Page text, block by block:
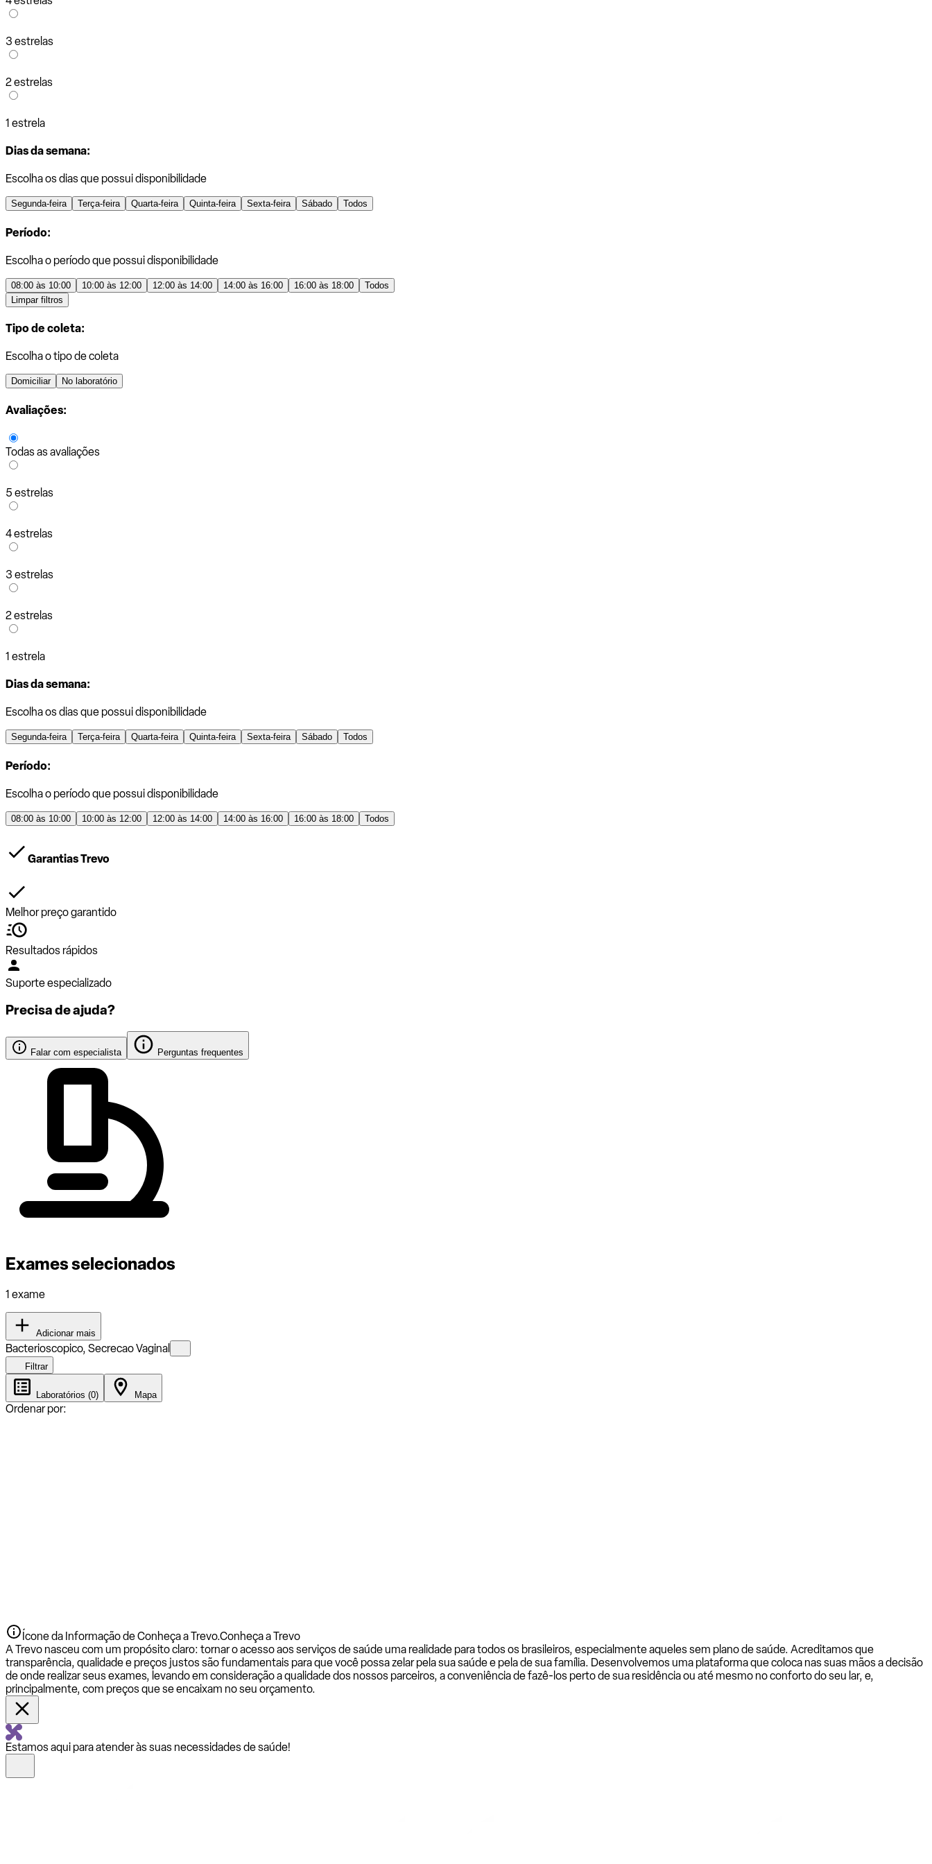
3 estrelas
2 estrelas
1 estrela
Dias da semana:
Escolha os dias que possui disponibilidade
Segunda-feira Terça-feira Quarta-feira Quinta-feira Sexta-feira Sábado Todos
Período:
Escolha o período que possui disponibilidade
08:00 às 10:00 10:00 às 12:00 12:00 às 14:00 14:00 às 16:00 16:00 às 18:00
Todos
Limpar filtros
Tipo de coleta:
Escolha o tipo de coleta
Domiciliar No laboratório
Avaliações:
Todas as avaliações
5 estrelas
4 estrelas
3 estrelas
2 estrelas
1 estrela
Dias da semana:
Escolha os dias que possui disponibilidade
Segunda-feira Terça-feira Quarta-feira Quinta-feira Sexta-feira Sábado Todos
Período:
Escolha o período que possui disponibilidade
08:00 às 10:00 10:00 às 12:00 12:00 às 14:00 14:00 às 16:00 16:00 às 18:00 Todos
Garantias Trevo
Melhor preço garantido
Resultados rápidos
Suporte especializado
Precisa de ajuda?
Falar com especialista Perguntas frequentes
Exames selecionados
1 exame
Adicionar mais
Bacterioscopico, Secrecao Vaginal
Filtrar
Laboratórios (0) Mapa
Ordenar por:
Ícone da Informação de Conheça a Trevo.Conheça a Trevo
A Trevo nasceu com um propósito claro: tornar o acesso aos serviços de saúde uma realidade para todos os brasileiros, especialmente aqueles sem plano de saúde. Acreditamos que
transparência, qualidade e preços justos são fundamentais para que você possa zelar pela sua saúde e pela de sua família. Desenvolvemos uma plataforma que coloca nas suas mãos a decisão
de onde realizar seus exames, levando em consideração a qualidade dos nossos parceiros, a conveniência de fazê-los perto de sua residência ou até mesmo no conforto do seu lar, e,
principalmente, com preços que se encaixam no seu orçamento.
Estamos aqui para atender às suas necessidades de saúde!